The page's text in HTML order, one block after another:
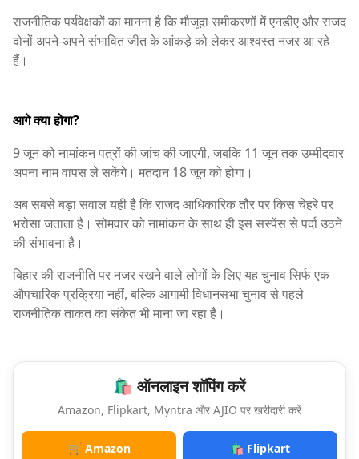
राजनीतिक पर्यवेक्षकों का मानना है कि मौजूदा समीकरणों में एनडीए और राजद
दोनों अपने-अपने संभावित जीत के आंकड़े को लेकर आश्वस्त नजर आ रहे
हैं।
आगे क्या होगा?
9 जून को नामांकन पत्रों की जांच की जाएगी, जबकि 11 जून तक उम्मीदवार
अपना नाम वापस ले सकेंगे। मतदान 18 जून को होगा।
अब सबसे बड़ा सवाल यही है कि राजद आधिकारिक तौर पर किस चेहरे पर
भरोसा जताता है। सोमवार को नामांकन के साथ ही इस सस्पेंस से पर्दा उठने
की संभावना है।
बिहार की राजनीति पर नजर रखने वाले लोगों के लिए यह चुनाव सिर्फ एक
औपचारिक प्रक्रिया नहीं, बल्कि आगामी विधानसभा चुनाव से पहले
राजनीतिक ताकत का संकेत भी माना जा रहा है।
🛍️ ऑनलाइन शॉपिंग करें
Amazon, Flipkart, Myntra और AJIO पर खरीदारी करें
🛒 Amazon 🛍️ Flipkart